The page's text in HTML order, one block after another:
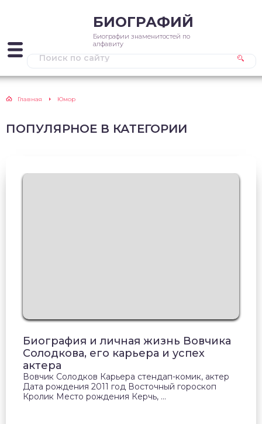
БИОГРАФИЙ
Биографии знаменитостей по
алфавиту
Главная Юмор
ПОПУЛЯРНОЕ В КАТЕГОРИИ
Биография и личная жизнь Вовчика
Солодкова, его карьера и успех
актера
Вовчик Солодков Карьера стендап-комик, актер
Дата рождения 2011 год Восточный гороскоп
Кролик Место рождения Керчь, ...